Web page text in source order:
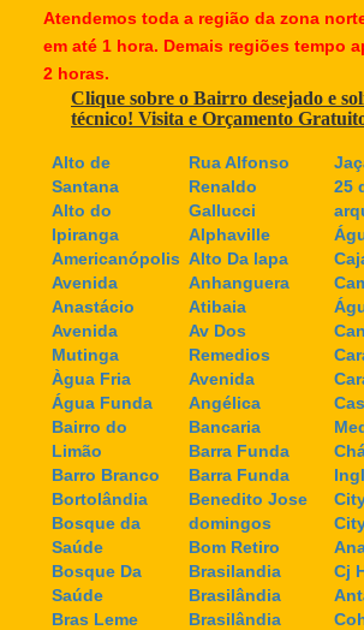
Atendemos toda a região da zona
em até 1 hora. Demais regiões tempo
2 horas.
Clique sobre o Bairro desejado e
técnico! Visita e Orçamento
Alto de
Santana
Alto do
Ipiranga
Americanópolis
Avenida
Anastácio
Avenida
Mutinga
Àgua Fria
Água Funda
Bairro do
Limão
Barro Branco
Bortolândia
Bosque da
Saúde
Bosque Da
Saúde
Bras Leme
Rua Alfonso
Renaldo
Gallucci
Alphaville
Alto Da lapa
Anhanguera
Atibaia
Av Dos
Remedios
Avenida
Angélica
Bancaria
Barra Funda
Barra Funda
Benedito Jose
domingos
Bom Retiro
Brasilandia
Brasilândia
Brasilândia
25
Cj